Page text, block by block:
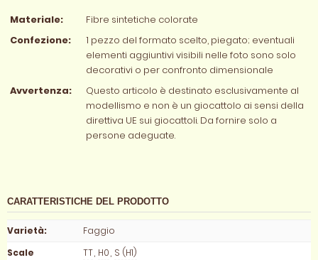
Materiale:
Fibre sintetiche colorate
Confezione:
1 pezzo del formato scelto, piegato; eventuali
elementi aggiuntivi visibili nelle foto sono solo
decorativi o per confronto dimensionale
Avvertenza:
Questo articolo è destinato esclusivamente al
modellismo e non è un giocattolo ai sensi della
direttiva UE sui giocattoli. Da fornire solo a
persone adeguate.
CARATTERISTICHE DEL PRODOTTO
Varietà:
Faggio
Scale
TT, H0, S (H1)